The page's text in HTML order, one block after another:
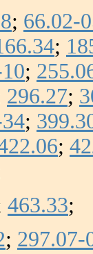
; 66.02-
;
;
296.27;
;
;
463.33;
; 297.07-